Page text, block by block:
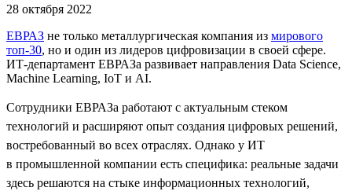
28 октября 2022
ЕВРАЗ не только металлургическая компания из мирового
топ-30, но и один из лидеров цифровизации в своей сфере.
ИТ-департамент ЕВРАЗа развивает направления Data Science,
Machine Learning, IoT и AI.
Сотрудники ЕВРАЗа работают с актуальным стеком
технологий и расширяют опыт создания цифровых решений,
востребованный во всех отраслях. Однако у ИТ
в промышленной компании есть специфика: реальные задачи
здесь решаются на стыке информационных технологий,